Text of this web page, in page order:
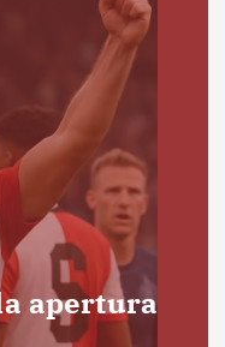
apertura